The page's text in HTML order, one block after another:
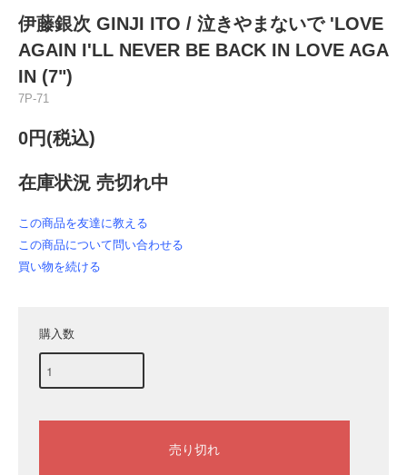
伊藤銀次 GINJI ITO / 泣きやまないで 'LOVE
AGAIN I'LL NEVER BE BACK IN LOVE AGA
IN (7")
7P-71
0円(税込)
在庫状況 売切れ中
この商品を友達に教える
この商品について問い合わせる
買い物を続ける
購入数